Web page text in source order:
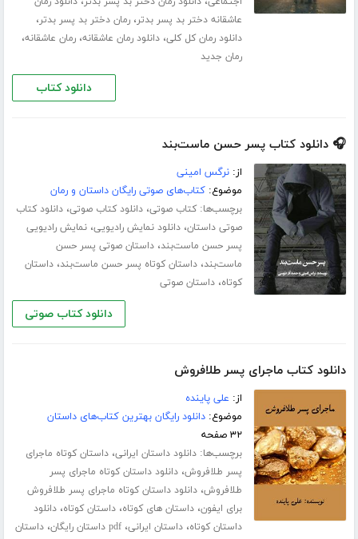
عاشقانه دختر بد پسر بدتر،رمان دختر بد پسر بدتر،
دانلود رمان کل کلی،دانلود رمان عاشقانه،رمان عاشقانه،
رمان جدید
دانلود کتاب
🎧 دانلود کتاب پسر حسن ماست‌بند
از:نرگس امینی
موضوع:کتاب‌های صوتی رایگان داستان و رمان
برچسب‌ها:کتاب صوتی،دانلود کتاب صوتی،دانلود کتاب
صوتی داستان،دانلود نمایش رادیویی،نمایش رادیویی
پسر حسن ماست‌بند،داستان صوتی پسر حسن
ماست‌بند،داستان کوتاه پسر حسن ماست‌بند،داستان
کوتاه،داستان صوتی
دانلود کتاب صوتی
دانلود کتاب ماجرای پسر طلافروش
از: علی پاینده
موضوع:دانلود رایگان بهترین کتاب‌های داستان
۳۲ صفحه
برچسب‌ها:دانلود داستان ایرانی،داستان کوتاه ماجرای
پسر طلافروش،دانلود داستان کوتاه ماجرای پسر
طلافروش،دانلود داستان کوتاه ماجرای پسر طلافروش
برای ایفون،داستان های کوتاه،داستان کوتاه،دانلود
داستان کوتاه،داستان ایرانی،pdf داستان رایگان ،داستان